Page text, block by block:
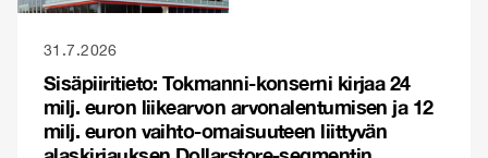
31.7.2026
Sisäpiiritieto: Tokmanni-konserni kirjaa 24
milj. euron liikearvon arvonalentumisen ja 12
milj. euron vaihto-omaisuuteen liittyvän